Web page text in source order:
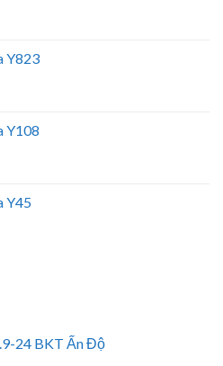
Y823
Y108
Y45
24 BKT Ấn Độ